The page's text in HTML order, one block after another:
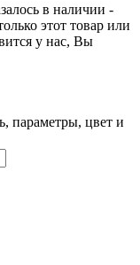
в наличии -
этот товар или
у нас, Вы
параметры, цвет и